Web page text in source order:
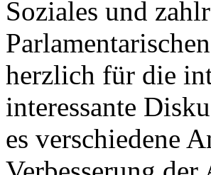
Soziales und
herzlich für die
interessante
es verschiedene